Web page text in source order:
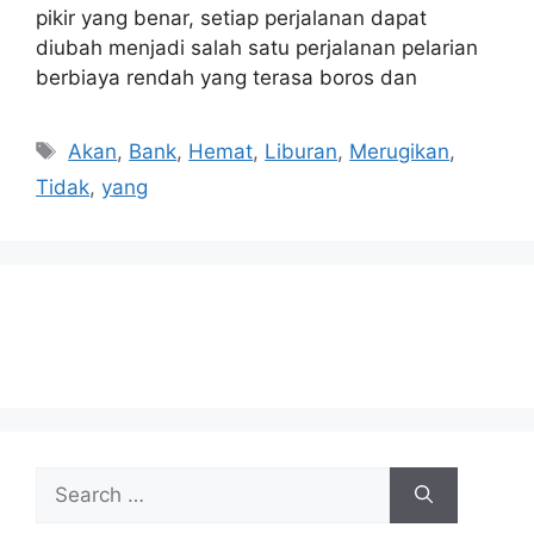
pikir yang benar, setiap perjalanan dapat
diubah menjadi salah satu perjalanan pelarian
berbiaya rendah yang terasa boros dan
Tags
Akan, Bank, Hemat, Liburan, Merugikan,
Tidak, yang
for: